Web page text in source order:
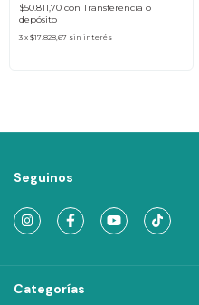
$50.811,70 con Transferencia o
depósito
3 x $17.828,67 sin interés
Seguinos
Categorías